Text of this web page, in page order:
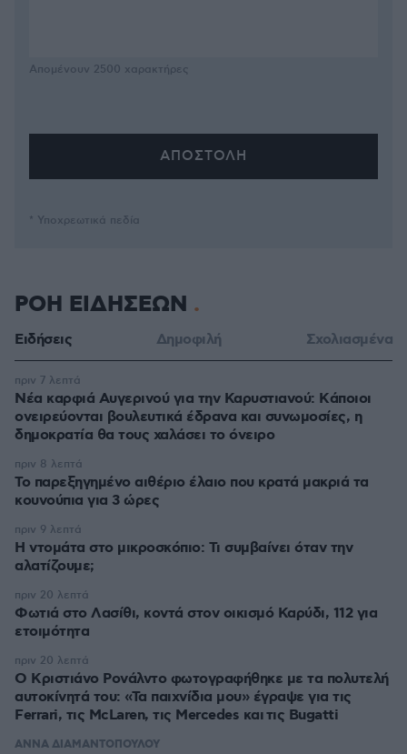
Απομένουν 2500 χαρακτήρες
* Υποχρεωτικά πεδία
ΡΟΗ ΕΙΔΗΣΕΩΝ
Ειδήσεις Δημοφιλή Σχολιασμένα
Νέα καρφιά Αυγερινού για την Καρυστιανού: Kάποιοι
ονειρεύονται βουλευτικά έδρανα και συνωμοσίες, η
δημοκρατία θα τους χαλάσει το όνειρο
πριν 7 λεπτά
Το παρεξηγημένο αιθέριο έλαιο που κρατά μακριά τα
κουνούπια για 3 ώρες
πριν 8 λεπτά
Η ντομάτα στο μικροσκόπιο: Τι συμβαίνει όταν την
αλατίζουμε;
πριν 9 λεπτά
Φωτιά στο Λασίθι, κοντά στον οικισμό Καρύδι, 112 για
ετοιμότητα
πριν 20 λεπτά
Ο Κριστιάνο Ρονάλντο φωτογραφήθηκε με τα πολυτελή
αυτοκίνητά του: «Τα παιχνίδια μου» έγραψε για τις
Ferrari, τις McLaren, τις Mercedes και τις Bugatti
πριν 20 λεπτά
ΑΝΝΑ ΔΙΑΜΑΝΤΟΠΟΥΛΟΥ